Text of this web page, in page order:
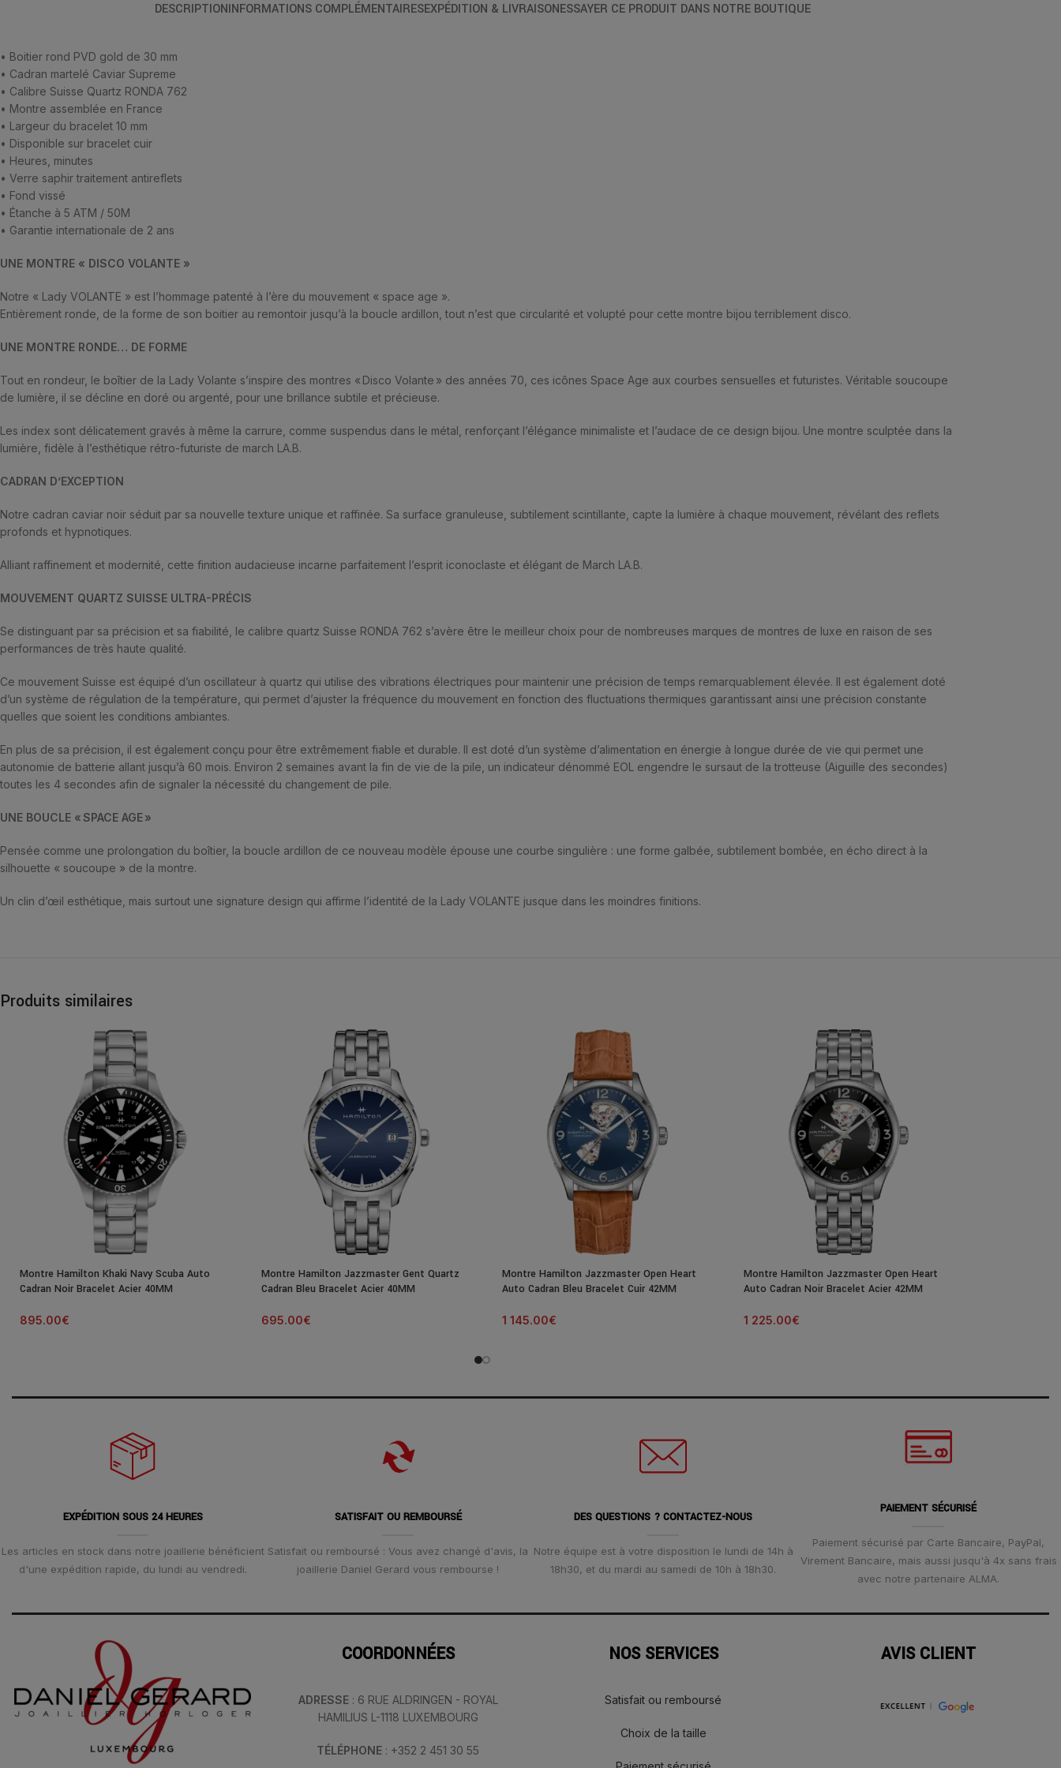
DESCRIPTIONINFORMATIONS COMPLÉMENTAIRESEXPÉDITION & LIVRAISONESSAYER CE PRODUIT DANS NOTRE BOUTIQUE
• Boitier rond PVD gold de 30 mm
• Cadran martelé Caviar Supreme
• Calibre Suisse Quartz RONDA 762
• Montre assemblée en France
• Largeur du bracelet 10 mm
• Disponible sur bracelet cuir
• Heures, minutes
• Verre saphir traitement antireflets
• Fond vissé
• Étanche à 5 ATM / 50M
• Garantie internationale de 2 ans
UNE MONTRE « DISCO VOLANTE »
Notre « Lady VOLANTE » est l’hommage patenté à l’ère du mouvement « space age ».
Entièrement ronde, de la forme de son boitier au remontoir jusqu’à la boucle ardillon, tout n’est que circularité et volupté pour cette montre bijou terriblement disco.
UNE MONTRE RONDE… DE FORME
Tout en rondeur, le boîtier de la Lady Volante s’inspire des montres « Disco Volante » des années 70, ces icônes Space Age aux courbes sensuelles et futuristes. Véritable soucoupe
de lumière, il se décline en doré ou argenté, pour une brillance subtile et précieuse.
Les index sont délicatement gravés à même la carrure, comme suspendus dans le métal, renforçant l’élégance minimaliste et l’audace de ce design bijou. Une montre sculptée dans la
lumière, fidèle à l’esthétique rétro-futuriste de march LA.B.
CADRAN D’EXCEPTION
Notre cadran caviar noir séduit par sa nouvelle texture unique et raffinée. Sa surface granuleuse, subtilement scintillante, capte la lumière à chaque mouvement, révélant des reflets
profonds et hypnotiques.
Alliant raffinement et modernité, cette finition audacieuse incarne parfaitement l’esprit iconoclaste et élégant de March LA.B.
MOUVEMENT QUARTZ SUISSE ULTRA-PRÉCIS
Se distinguant par sa précision et sa fiabilité, le calibre quartz Suisse RONDA 762 s’avère être le meilleur choix pour de nombreuses marques de montres de luxe en raison de ses
performances de très haute qualité.
Ce mouvement Suisse est équipé d’un oscillateur à quartz qui utilise des vibrations électriques pour maintenir une précision de temps remarquablement élevée. Il est également doté
d’un système de régulation de la température, qui permet d’ajuster la fréquence du mouvement en fonction des fluctuations thermiques garantissant ainsi une précision constante
quelles que soient les conditions ambiantes.
En plus de sa précision, il est également conçu pour être extrêmement fiable et durable. Il est doté d’un système d’alimentation en énergie à longue durée de vie qui permet une
autonomie de batterie allant jusqu’à 60 mois. Environ 2 semaines avant la fin de vie de la pile, un indicateur dénommé EOL engendre le sursaut de la trotteuse (Aiguille des secondes)
toutes les 4 secondes afin de signaler la nécessité du changement de pile.
UNE BOUCLE « SPACE AGE »
Pensée comme une prolongation du boîtier, la boucle ardillon de ce nouveau modèle épouse une courbe singulière : une forme galbée, subtilement bombée, en écho direct à la
silhouette « soucoupe » de la montre.
Un clin d’œil esthétique, mais surtout une signature design qui affirme l’identité de la Lady VOLANTE jusque dans les moindres finitions.
Produits similaires
Montre Hamilton Khaki Navy Scuba Auto
Cadran Noir Bracelet Acier 40MM
895.00€
Montre Hamilton Jazzmaster Gent Quartz
Cadran Bleu Bracelet Acier 40MM
695.00€
Montre Hamilton Jazzmaster Open Heart
Auto Cadran Bleu Bracelet Cuir 42MM
1 145.00€
Montre Hamilton Jazzmaster Open Heart
Auto Cadran Noir Bracelet Acier 42MM
1 225.00€
EXPÉDITION SOUS 24 HEURES
Les articles en stock dans notre joaillerie bénéficient
d'une expédition rapide, du lundi au vendredi.
SATISFAIT OU REMBOURSÉ
Satisfait ou remboursé : Vous avez changé d'avis, la
joaillerie Daniel Gerard vous rembourse !
DES QUESTIONS ? CONTACTEZ-NOUS
Notre équipe est à votre disposition le lundi de 14h à
18h30, et du mardi au samedi de 10h à 18h30.
PAIEMENT SÉCURISÉ
Paiement sécurisé par Carte Bancaire, PayPal,
Virement Bancaire, mais aussi jusqu'à 4x sans frais
avec notre partenaire ALMA.
COORDONNÉES
ADRESSE: 6 RUE ALDRINGEN - ROYAL
HAMILIUS L-1118 LUXEMBOURG
TÉLÉPHONE : +352 2 451 30 55
NOS SERVICES
Satisfait ou remboursé
Choix de la taille
AVIS CLIENT